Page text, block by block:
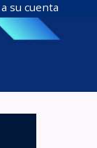
su cuenta